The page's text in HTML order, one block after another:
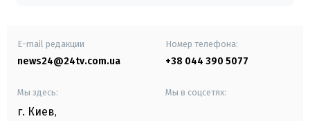
E-mail редакции
news24@24tv.com.ua
Номер телефона:
+38 044 390 5077
Мы здесь:
г. Киев,
Мы в соцсетях: